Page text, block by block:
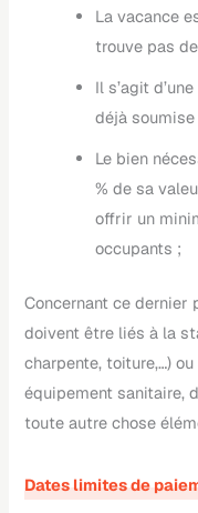
La vacance
trouve pas
Il s’agit
déjà soumise
Le bien
% de sa
offrir un
occupants ;
Concernant ce
doivent être liés à la
charpente, toiture,…)
équipement sanitaire,
toute autre chose
Dates limites de